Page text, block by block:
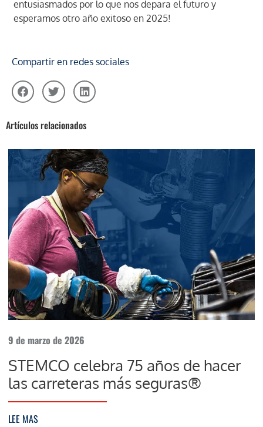
entusiasmados por lo que nos depara el futuro y
esperamos otro año exitoso en 2025!
Compartir en redes sociales
Artículos relacionados
9 de marzo de 2026
STEMCO celebra 75 años de hacer
las carreteras más seguras®
LEE MAS